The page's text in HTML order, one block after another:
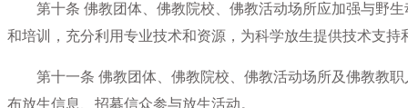
第十条 佛教团体、佛教院校、佛教活动场所应加强与野生
和培训，充分利用专业技术和资源，为科学放生提供技术支持
第十一条 佛教团体、佛教院校、佛教活动场所及佛教教职
布放生信息、招募信众参与放生活动。